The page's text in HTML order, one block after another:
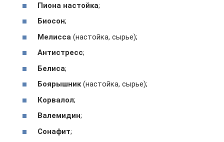
Пиона настойка;
Биосон;
Мелисса (настойка, сырье);
Антистресс;
Белиса;
Боярышник(настойка, сырье);
Корвалол;
Валемидин;
Сонафит;